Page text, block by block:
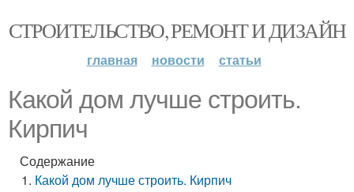
СТРОИТЕЛЬСТВО, РЕМОНТ И ДИЗАЙН
главная новости статьи
Какой дом лучше строить.
Кирпич
Содержание
Какой дом лучше строить. Кирпич